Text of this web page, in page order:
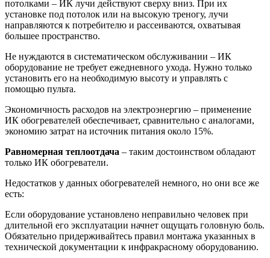
потолками – ИК лучи действуют сверху вниз. При их
установке под потолок или на высокую треногу, лучи
направляются к потребителю и рассеиваются, охватывая
большее пространство.
Не нуждаются в систематическом обслуживании – ИК
оборудование не требует ежедневного ухода. Нужно только
установить его на необходимую высоту и управлять с
помощью пульта.
Экономичность расходов на электроэнергию – применение
ИК обогревателей обеспечивает, сравнительно с аналогами,
экономию затрат на источник питания около 15%.
Равномерная теплоотдача – таким достоинством обладают
только ИК обогреватели.
Недостатков у данных обогревателей немного, но они все же
есть:
Если оборудование установлено неправильно человек при
длительной его эксплуатации начнет ощущать головную боль.
Обязательно придерживайтесь правил монтажа указанных в
технической документации к инфракрасному оборудованию.